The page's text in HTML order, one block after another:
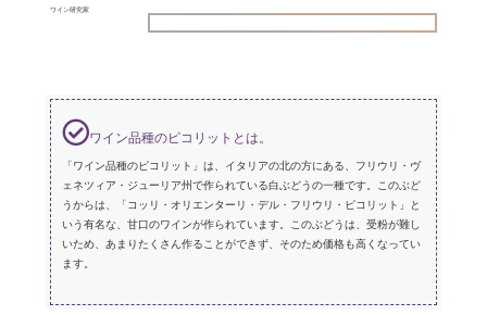
ワイン研究家
ワイン品種のピコリットとは。
「ワイン品種のピコリット」は、イタリアの北の方にある、フリウリ・ヴ
ェネツィア・ジューリア州で作られている白ぶどうの一種です。このぶど
うからは、「コッリ・オリエンターリ・デル・フリウリ・ピコリット」と
いう有名な、甘口のワインが作られています。このぶどうは、受粉が難し
いため、あまりたくさん作ることができず、そのため価格も高くなってい
ます。